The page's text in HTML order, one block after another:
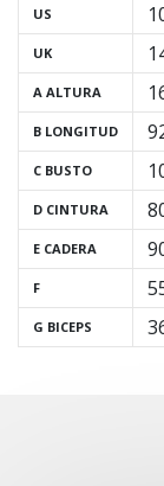
US
UK
A ALTURA
B LONGITUD
C BUSTO
D CINTURA
E CADERA
F
G BICEPS